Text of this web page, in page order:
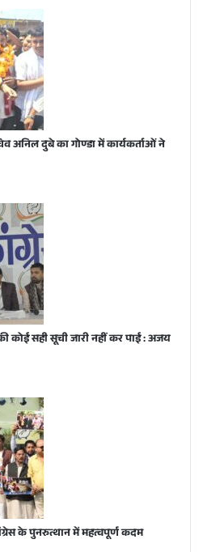
अनिल दुबे का गोण्डा में कार्यकर्ताओं ने
कोई सही सूची जारी नहीं कर पाई : अजय
के पुनरुत्थान में महत्वपूर्ण कदम